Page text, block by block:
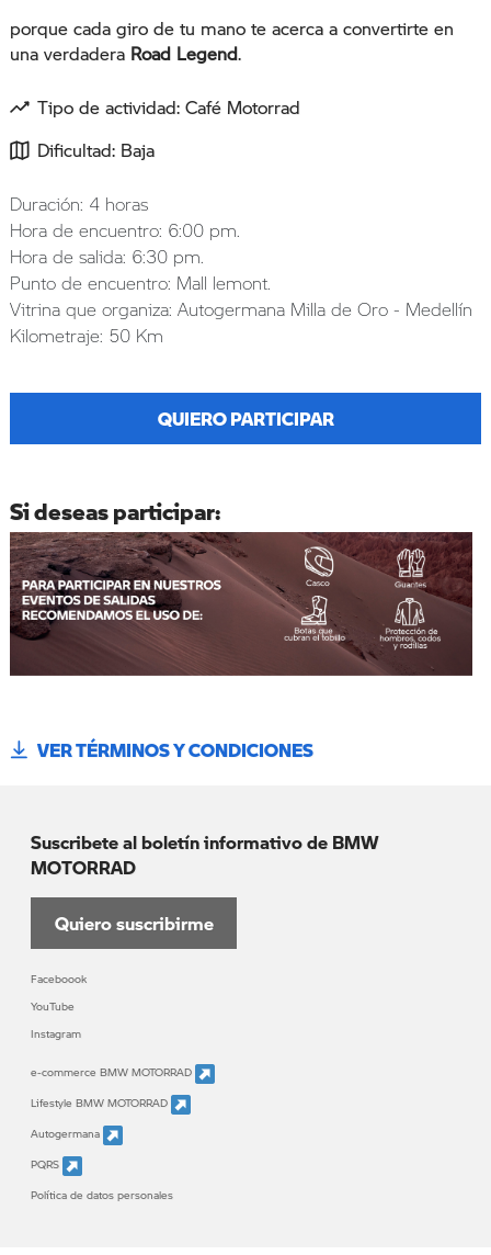
porque cada giro de tu mano te acerca a convertirte en
una verdadera Road Legend.
Tipo de actividad: Café Motorrad
Dificultad: Baja
Duración: 4 horas
Hora de encuentro: 6:00 pm.
Hora de salida: 6:30 pm.
Punto de encuentro: Mall lemont.
Vitrina que organiza: Autogermana Milla de Oro - Medellín
Kilometraje: 50 Km
QUIERO PARTICIPAR
Si deseas participar:
VER TÉRMINOS Y CONDICIONES
Suscribete al boletín informativo de BMW
MOTORRAD
Quiero suscribirme
Faceboook
YouTube
Instagram
e-commerce BMW MOTORRAD
Lifestyle BMW MOTORRAD
Autogermana
PQRS
Política de datos personales